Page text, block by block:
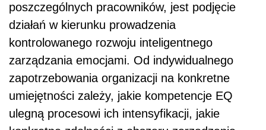
poszczególnych pracowników, jest podjęcie
działań w kierunku prowadzenia
kontrolowanego rozwoju inteligentnego
zarządzania emocjami. Od indywidualnego
zapotrzebowania organizacji na konkretne
umiejętności zależy, jakie kompetencje EQ
ulegną procesowi ich intensyfikacji, jakie